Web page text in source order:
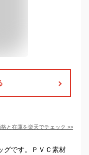
格と在庫を楽天でチェック >>
グです。ＰＶＣ素材